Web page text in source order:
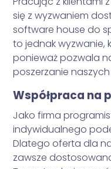
się z wyzwaniem
software house do
to jednak wyzwanie,
ponieważ pozwala
poszerzanie
Współpraca na
Jako firma
indywidualnego
Dlatego oferta dla
zawsze